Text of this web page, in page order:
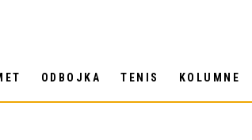
ODBOJKA TENIS KOLUMNE